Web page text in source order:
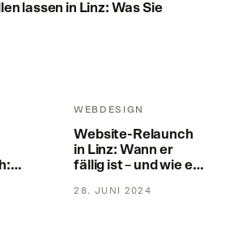
lassen in Linz: Was Sie
WEBDESIGN
Website-Relaunch
in Linz: Wann er
fällig ist – und wie er
28. JUNI 2024